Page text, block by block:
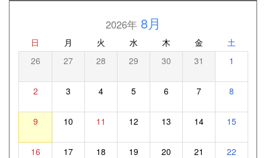
2026年8月
日 月 火 水 木 金 土
26 27 28 29 30 31 1
2 3 4 5 6 7 8
9 10 11 12 13 14 15
16 17 18 19 20 21 22